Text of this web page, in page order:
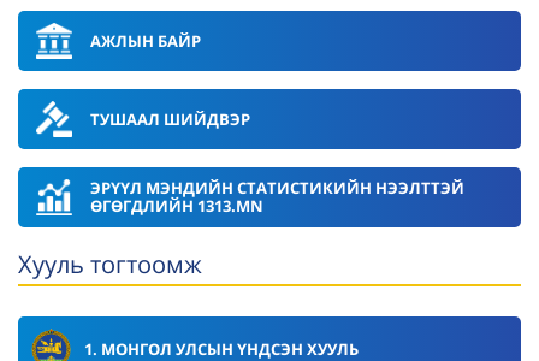
АЖЛЫН БАЙР
ТУШААЛ ШИЙДВЭР
ЭРҮҮЛ МЭНДИЙН СТАТИСТИКИЙН НЭЭЛТТЭЙ
ӨГӨГДЛИЙН 1313.MN
Хууль тогтоомж
1. МОНГОЛ УЛСЫН ҮНДСЭН ХУУЛЬ